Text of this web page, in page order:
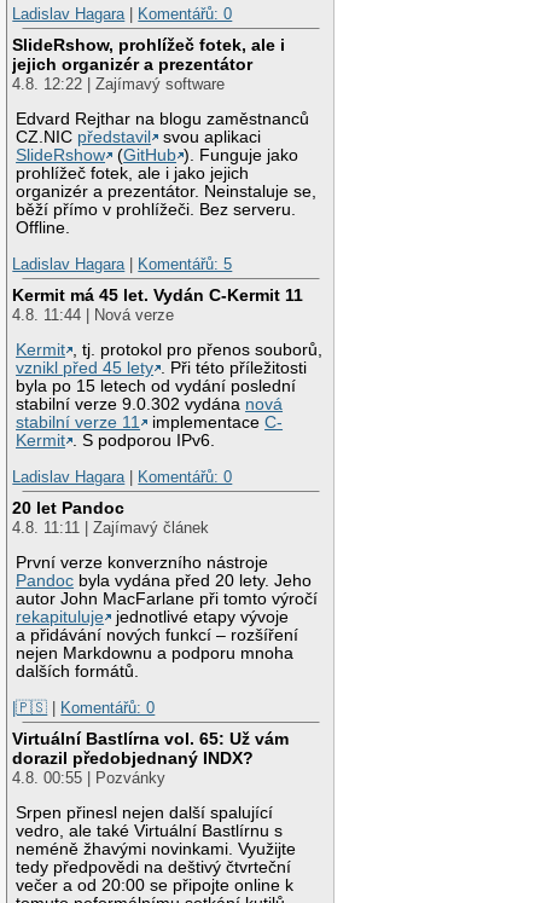
Ladislav Hagara | Komentářů: 0
SlideRshow, prohlížeč fotek, ale i
jejich organizér a prezentátor
4.8. 12:22 | Zajímavý software
Edvard Rejthar na blogu zaměstnanců
CZ.NIC představil
svou aplikaci
SlideRshow
(GitHub ). Funguje jako
prohlížeč fotek, ale i jako jejich
organizér a prezentátor. Neinstaluje se,
běží přímo v prohlížeči. Bez serveru.
Offline.
Ladislav Hagara | Komentářů: 5
Kermit má 45 let. Vydán C-Kermit 11
4.8. 11:44 | Nová verze
Kermit , tj. protokol pro přenos souborů,
vznikl před 45 lety . Při této příležitosti
byla po 15 letech od vydání poslední
stabilní verze 9.0.302 vydána nová
stabilní verze 11
implementaceC-
Kermit . S podporou IPv6.
Ladislav Hagara | Komentářů: 0
20 let Pandoc
4.8. 11:11 | Zajímavý článek
První verze konverzního nástroje
Pandoc byla vydána před 20 lety. Jeho
autor John MacFarlane při tomto výročí
rekapituluje
jednotlivé etapy vývoje
a přidávání nových funkcí – rozšíření
nejen Markdownu a podporu mnoha
dalších formátů.
|🇵🇸 | Komentářů: 0
Virtuální Bastlírna vol. 65: Už vám
dorazil předobjednaný INDX?
4.8. 00:55 | Pozvánky
Srpen přinesl nejen další spalující
vedro, ale také Virtuální Bastlírnu s
neméně žhavými novinkami. Využijte
tedy předpovědi na deštivý čtvrteční
večer a od 20:00 se připojte online k